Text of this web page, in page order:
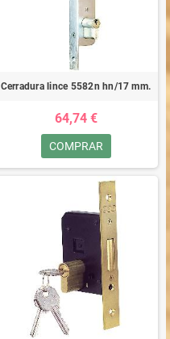
Cerradura lince 5582n hn/17 mm.
64,74 €
COMPRAR